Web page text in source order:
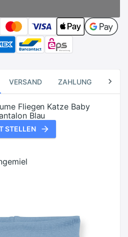
VERSAND ZAHLUNG
Fliegen Katze Baby
Blau
STELLEN